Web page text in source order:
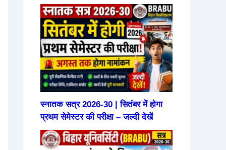
स्नातक सत्र 2026-30 | सितंबर में होगा
प्रथम सेमेस्टर की परीक्षा – जल्दी देखें